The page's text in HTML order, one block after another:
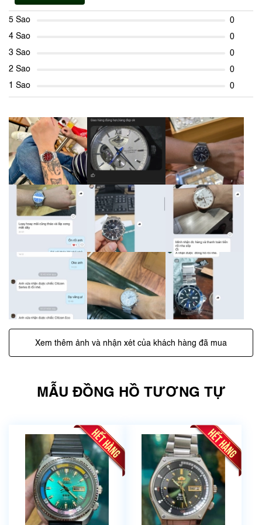
5 Sao
0
4 Sao
0
3 Sao
0
2 Sao
0
1 Sao
0
Xem thêm ảnh và nhận xét của khách hàng đã mua
MẪU ĐỒNG HỒ TƯƠNG TỰ